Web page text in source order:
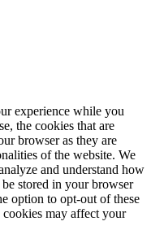
experience while you
the cookies that are
browser as they are
of the website. We
and understand how
stored in your browser
option to opt-out of these
may affect your